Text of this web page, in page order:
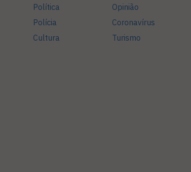
Política
Polícia
Cultura
Opinião
Coronavírus
Turismo